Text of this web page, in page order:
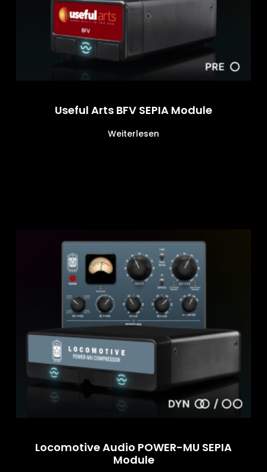
Useful Arts BFV SEPIA Module
Weiterlesen
Locomotive Audio POWER-MU SEPIA
Module